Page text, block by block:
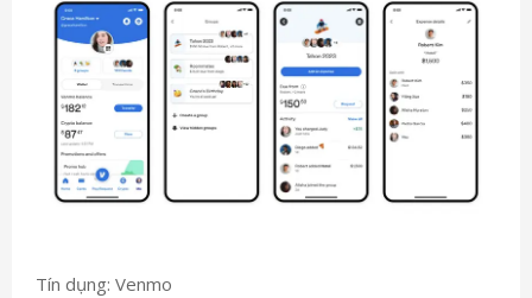
Tín dụng: Venmo